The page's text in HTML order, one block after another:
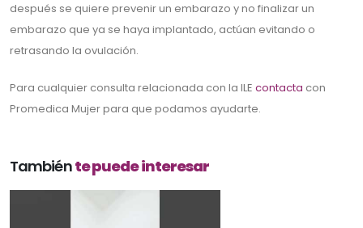
después se quiere prevenir un embarazo y no finalizar un
embarazo que ya se haya implantado, actúan evitando o
retrasando la ovulación.
Para cualquier consulta relacionada con la ILE contacta con
Promedica Mujer para que podamos ayudarte.
Tambiénte puede interesar